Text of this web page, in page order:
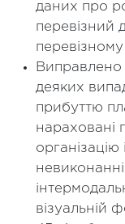
даних про
перевізний
Виправлено
деяких
прибуттю
нараховані
візуальній